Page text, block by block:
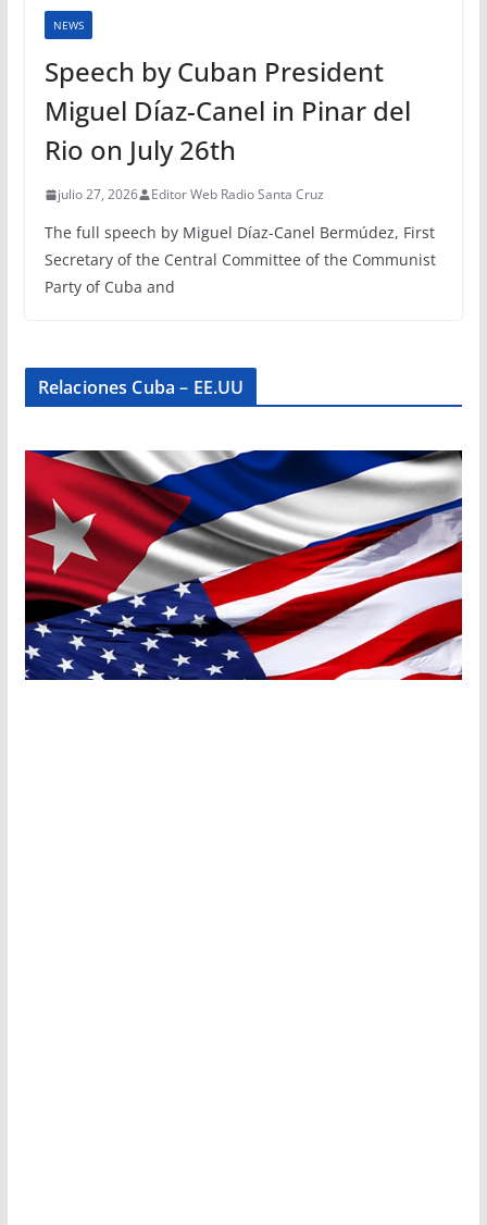
NEWS
Speech by Cuban President
Miguel Díaz-Canel in Pinar del
Rio on July 26th
julio 27, 2026 Editor Web Radio Santa Cruz
The full speech by Miguel Díaz-Canel Bermúdez, First
Secretary of the Central Committee of the Communist
Party of Cuba and
Relaciones Cuba – EE.UU